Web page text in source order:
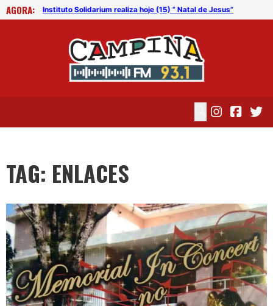
AGORA: Instituto Solidarium realiza hoje (15) ” Natal de Jesus”
TAG: ENLACES